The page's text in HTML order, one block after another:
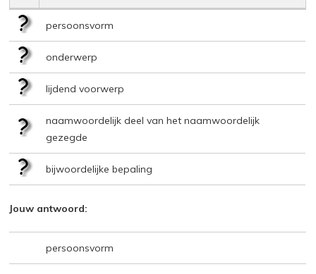
persoonsvorm
onderwerp
lijdend voorwerp
naamwoordelijk deel van het naamwoordelijk
gezegde
bijwoordelijke bepaling
Jouw antwoord:
persoonsvorm